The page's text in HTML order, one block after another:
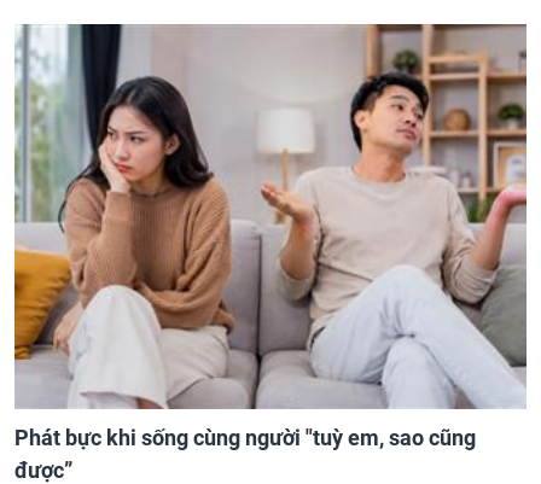
Phát bực khi sống cùng người "tuỳ em, sao cũng
được”